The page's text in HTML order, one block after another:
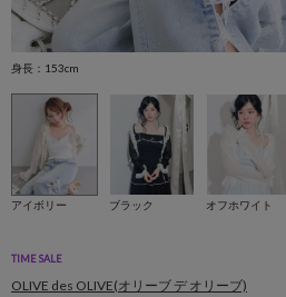
身長：153cm
アイボリー ブラック オフホワイト
TIME SALE
OLIVE des OLIVE(オリーブ デ オリーブ)